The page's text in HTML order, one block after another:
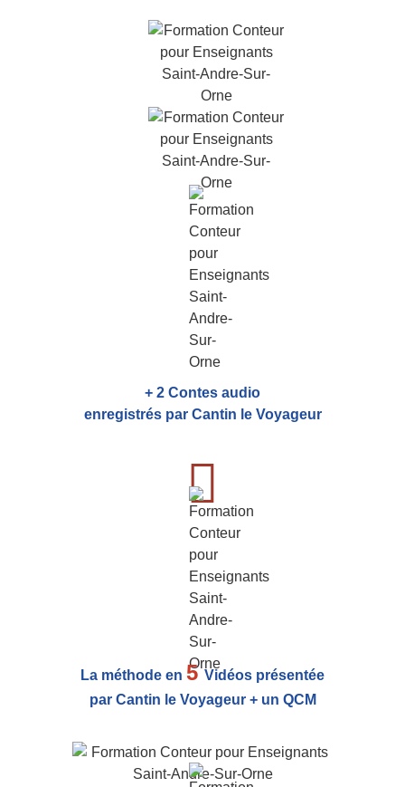
+ 2 Contes audio
enregistrés par Cantin le Voyageur
La méthode en 5Vidéos présentée
par Cantin le Voyageur + un QCM